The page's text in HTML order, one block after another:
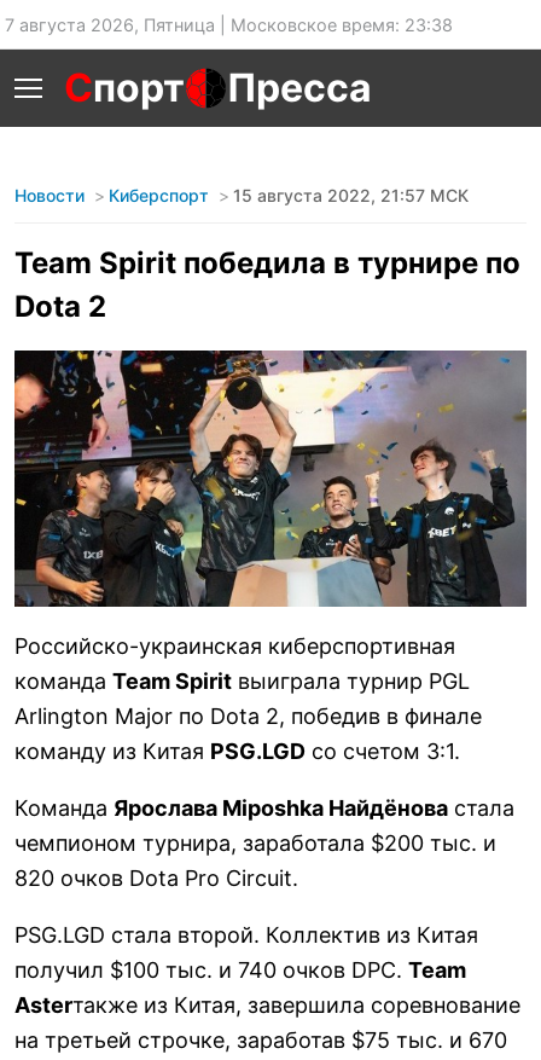
7 августа 2026, Пятница | Московское время: 23:38
Спорт Пресса
Новости Киберспорт 15 августа 2022, 21:57 МСК
Team Spirit победила в турнире по
Dota 2
Российско-украинская киберспортивная
команда Team Spirit выиграла турнир PGL
Arlington Major по Dota 2, победив в финале
команду из Китая PSG.LGD со счетом 3:1.
Команда Ярослава Miposhka Найдёнова стала
чемпионом турнира, заработала $200 тыс. и
820 очков Dota Pro Circuit.
PSG.LGD стала второй. Коллектив из Китая
получил $100 тыс. и 740 очков DPC. Team
Asterтакже из Китая, завершила соревнование
на третьей строчке, заработав $75 тыс. и 670